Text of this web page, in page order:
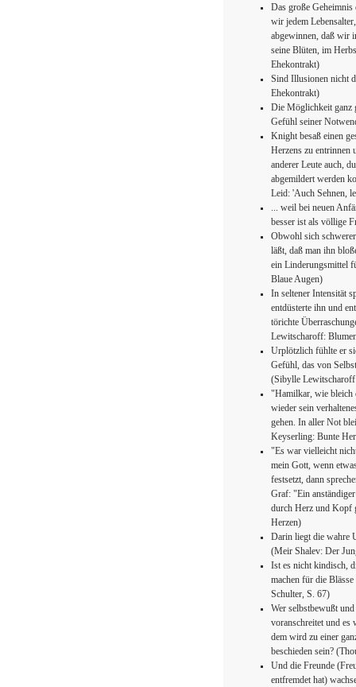
Das große Geheimnis
wir jedem
abgewinnen, daß wir
seine Blüten, im
Ehekontrakt)
Sind Illusionen nicht
Ehekontrakt)
Die Möglichkeit ganz
Gefühl seiner
Knight besaß einen
Herzens zu entrinnen
anderer Leute auch,
abgemildert werden
Leid: 'Auch Sehnen,
... weil bei neuen
besser ist als völlige
Obwohl sich
läßt, daß man ihn
ein Linderungsmittel
Blaue Augen)
In seltener Intensität
entdüsterte ihn und
törichte
Lewitscharoff:
Urplötzlich fühlte er
Gefühl, das von
(Sibylle
"Hamilkar, wie bleich
wieder sein
gehen. In aller Not
Keyserling: Bunte
"Es war vielleicht
mein Gott, wenn
festsetzt, dann
Graf: "Ein
durch Herz und Kopf
Herzen)
Darin liegt die wahre
(Meir Shalev: Der
Ist es nicht kindisch,
machen für die
Schulter, S. 67)
Wer selbstbewußt
voranschreitet und es
dem wird zu einer
beschieden sein?
Und die Freunde
entfremdet hat)